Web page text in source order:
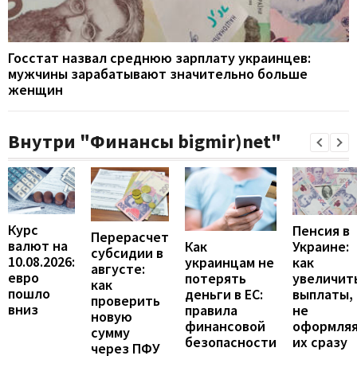
Госстат назвал среднюю зарплату украинцев:
мужчины зарабатывают значительно больше
женщин
Внутри "Финансы bigmir)net"
Курс
валют на
10.08.2026:
евро
пошло
вниз
Перерасчет
субсидии в
августе:
как
проверить
новую
сумму
через ПФУ
Как
украинцам не
потерять
деньги в ЕС:
правила
финансовой
безопасности
Пенсия в
Украине:
как
выплаты,
не
их сразу